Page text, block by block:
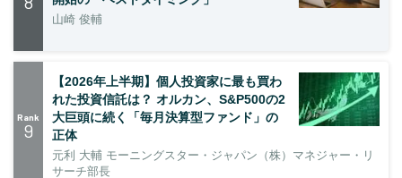
山崎 俊輔
Rank
9
【2026年上半期】個人投資家に最も買わ
れた投資信託は？ オルカン、S&P500の2
大巨頭に続く「毎月決算型ファンド」の
正体
元利 大輔 モーニングスター・ジャパン（株）マネジャー・リ
サーチ部長